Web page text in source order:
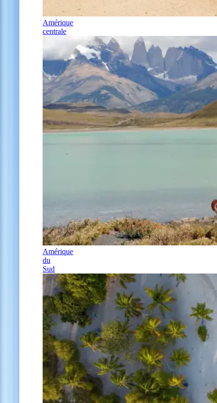
Amérique
centrale
Amérique
du
Sud